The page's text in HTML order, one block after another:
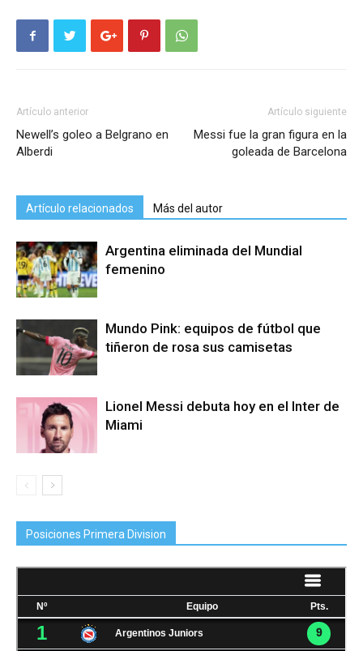
Artículo anterior
Newell’s goleo a Belgrano en
Alberdi
Artículo siguiente
Messi fue la gran figura en la
goleada de Barcelona
Artículo relacionados Más del autor
Argentina eliminada del Mundial
femenino
Mundo Pink: equipos de fútbol que
tiñeron de rosa sus camisetas
Lionel Messi debuta hoy en el Inter de
Miami
Posiciones Primera Division